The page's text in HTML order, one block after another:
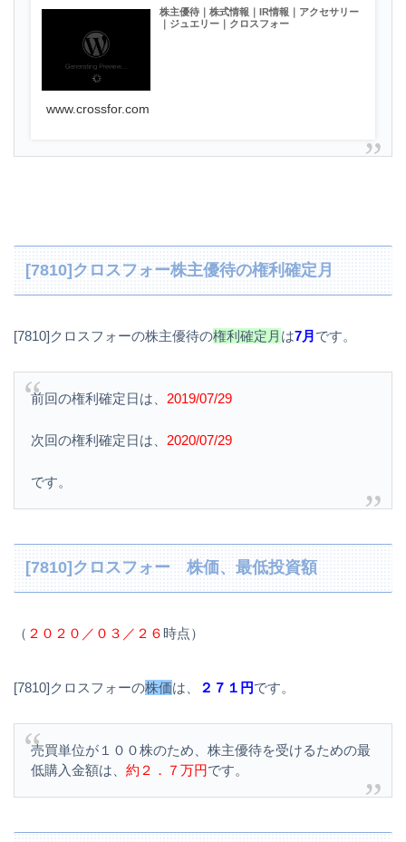
株主優待｜株式情報｜IR情報｜アクセサリー
｜ジュエリー｜クロスフォー
www.crossfor.com
[7810]クロスフォー株主優待の権利確定月
[7810]クロスフォーの株主優待の権利確定月 は7月 です。
前回の権利確定日は、 2019/07/29
次回の権利確定日は、 2020/07/29
です。
[7810]クロスフォー 株価、最低投資額
（ ２０２０／０３／２６時点）
[7810]クロスフォーの株価は、 ２７１円です。
売買単位が１００株のため、株主優待を受けるための最
低購入金額は、 約２．７万円です。